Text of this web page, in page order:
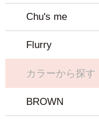
Chu's me
Flurry
カラーから探す
BROWN